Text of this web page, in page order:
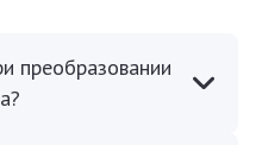
преобразовании